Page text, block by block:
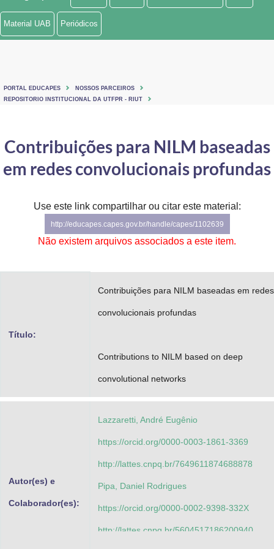
Ministério de Minas e Energia
Ministério do Turismo
Controladoria-Geral da União
Secretaria-Geral
Planalto
Material UAB Periódicos
PORTAL EDUCAPES
NOSSOS PARCEIROS
REPOSITORIO INSTITUCIONAL DA UTFPR - RIUT
Contribuições para NILM baseadas
em redes convolucionais profundas
Use este link compartilhar ou citar este material:
http://educapes.capes.gov.br/handle/capes/1102639
Não existem arquivos associados a este item.
Título:
Contribuições para NILM baseadas em redes
convolucionais profundas
Contributions to NILM based on deep
convolutional networks
Autor(es) e
Colaborador(es):
Lazzaretti, André Eugênio
https://orcid.org/0000-0003-1861-3369
http://lattes.cnpq.br/7649611874688878
Pipa, Daniel Rodrigues
https://orcid.org/0000-0002-9398-332X
http://lattes.cnpq.br/5604517186200940